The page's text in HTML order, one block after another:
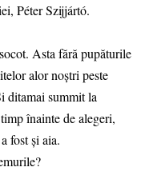
Péter Szijjártó.
Asta fără pupăturile
alor noștri peste
ditamai summit la
înainte de alegeri,
fost și aia.